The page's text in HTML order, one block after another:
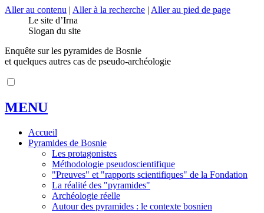
Aller au contenu | Aller à la recherche | Aller au pied de page
Le site d’Irna
Slogan du site
Enquête sur les pyramides de Bosnie
et quelques autres cas de pseudo-archéologie
MENU
Accueil
Pyramides de Bosnie
Les protagonistes
Méthodologie pseudoscientifique
"Preuves" et "rapports scientifiques" de la Fondation
La réalité des "pyramides"
Archéologie réelle
Autour des pyramides : le contexte bosnien